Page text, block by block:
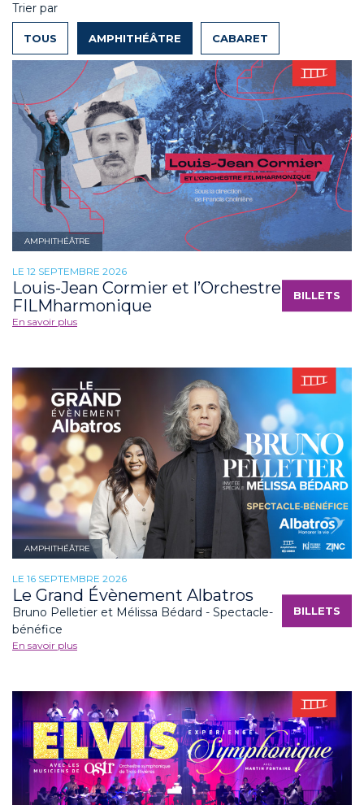
Trier par
TOUS AMPHITHÉÂTRE CABARET
AMPHITHÉÂTRE
LE 12 SEPTEMBRE 2026
Louis-Jean Cormier et l’Orchestre
FILMharmonique
En savoir plus
BILLETS
AMPHITHÉÂTRE
LE 16 SEPTEMBRE 2026
Le Grand Évènement Albatros
Bruno Pelletier et Mélissa Bédard - Spectacle-
bénéfice
En savoir plus
BILLETS